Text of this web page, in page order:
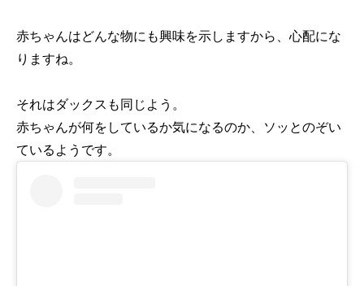
赤ちゃんはどんな物にも興味を示しますから、心配にな
りますね。
それはダックスも同じよう。
赤ちゃんが何をしているか気になるのか、ソッとのぞい
ているようです。